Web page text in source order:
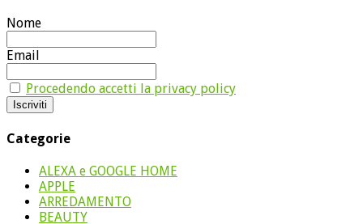
Nome
Email
Procedendo accetti la privacy policy
Categorie
ALEXA e GOOGLE HOME
APPLE
ARREDAMENTO
BEAUTY